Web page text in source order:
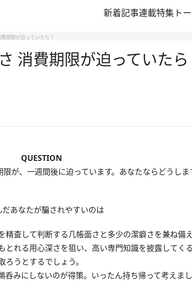
新着記事連載特集 ト
期限が迫っていたら？
消費期限が迫っていたら
QUESTION
が、一週間後に迫っています。あなたならどうし
だあなたが騙されやすいのは
査して判断する几帳面さと多少の潔癖さを兼ね備え
れる用心深さを狙い、高い専門知識を披露してく
うとするでしょう。
みにしないのが得策。いったん持ち帰って考えまし